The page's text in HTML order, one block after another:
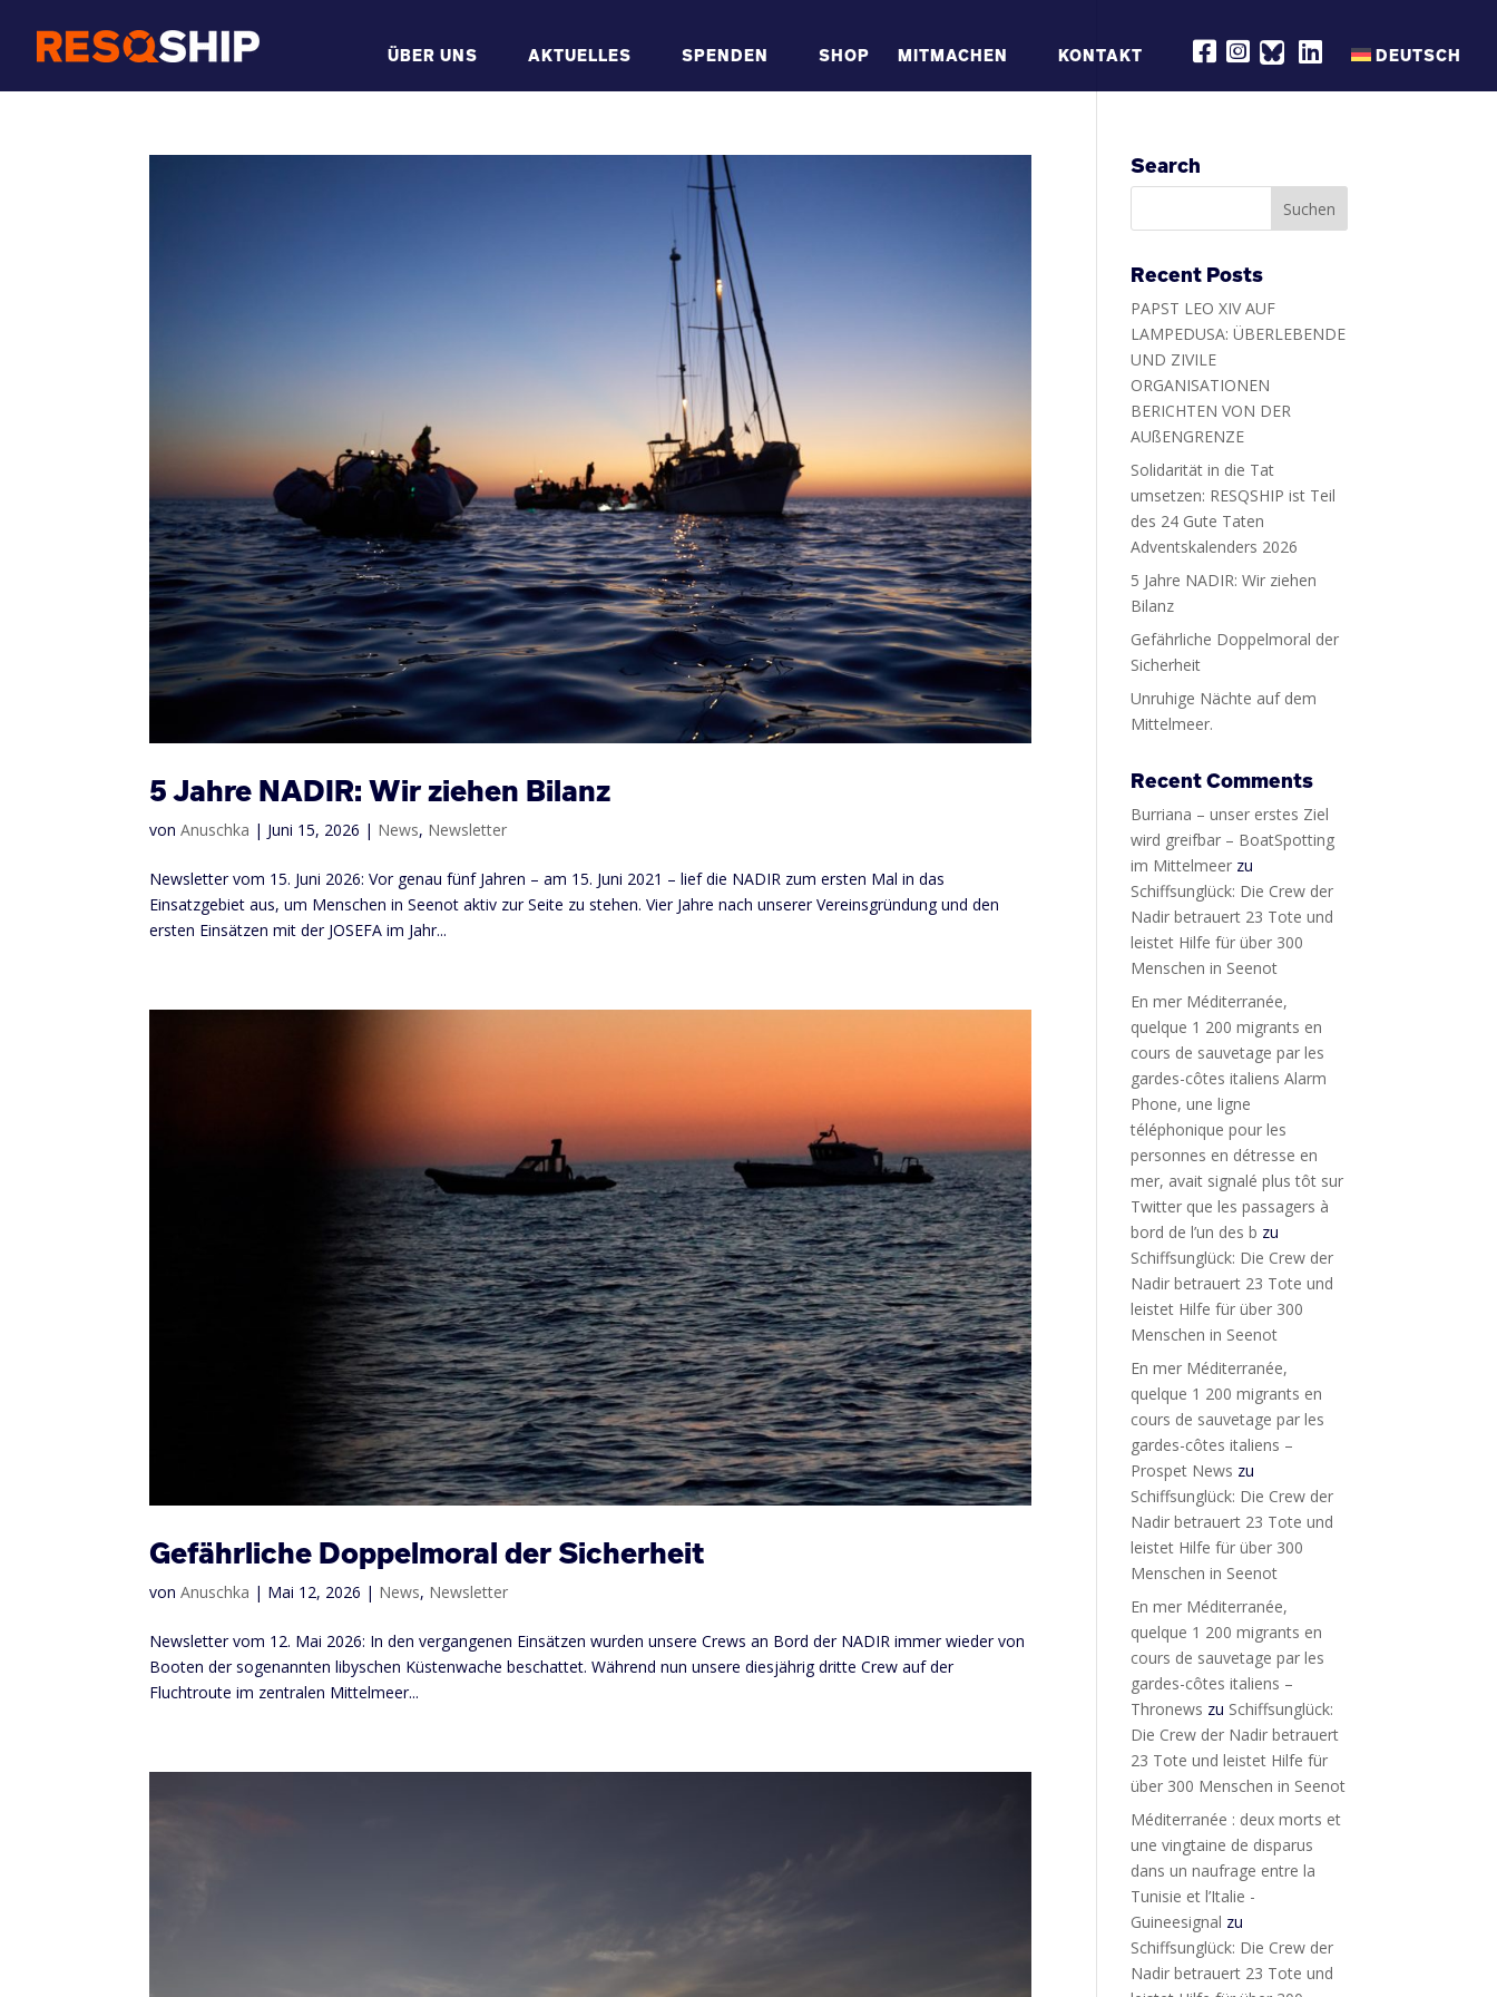
ÜBER UNS AKTUELLES SPENDEN SHOP MITMACHEN KONTAKT
R
E
Q
N
C
O
K
R
E
Q
N
S
G
A
M
R
E
Q
N
I
N
DEUTSCH
5 Jahre NADIR: Wir ziehen Bilanz
vonAnuschka | Juni 15, 2026 | News, Newsletter
Newsletter vom 15. Juni 2026: Vor genau fünf Jahren – am 15. Juni 2021 – lief die NADIR zum ersten Mal in das
Einsatzgebiet aus, um Menschen in Seenot aktiv zur Seite zu stehen. Vier Jahre nach unserer Vereinsgründung und den
ersten Einsätzen mit der JOSEFA im Jahr...
Gefährliche Doppelmoral der Sicherheit
vonAnuschka | Mai 12, 2026 | News, Newsletter
Newsletter vom 12. Mai 2026: In den vergangenen Einsätzen wurden unsere Crews an Bord der NADIR immer wieder von
Booten der sogenannten libyschen Küstenwache beschattet. Während nun unsere diesjährig dritte Crew auf der
Fluchtroute im zentralen Mittelmeer...
Search
Recent Posts
PAPST LEO XIV AUF
LAMPEDUSA: ÜBERLEBENDE
UND ZIVILE
ORGANISATIONEN
BERICHTEN VON DER
AUßENGRENZE
Solidarität in die Tat
umsetzen: RESQSHIP ist Teil
des 24 Gute Taten
Adventskalenders 2026
5 Jahre NADIR: Wir ziehen
Bilanz
Gefährliche Doppelmoral der
Sicherheit
Unruhige Nächte auf dem
Mittelmeer.
Recent Comments
Burriana – unser erstes Ziel
wird greifbar – BoatSpotting
im Mittelmeer zu
Schiffsunglück: Die Crew der
Nadir betrauert 23 Tote und
leistet Hilfe für über 300
Menschen in Seenot
En mer Méditerranée,
quelque 1 200 migrants en
cours de sauvetage par les
gardes-côtes italiens Alarm
Phone, une ligne
téléphonique pour les
personnes en détresse en
mer, avait signalé plus tôt sur
Twitter que les passagers à
bord de l’un des b zu
Schiffsunglück: Die Crew der
Nadir betrauert 23 Tote und
leistet Hilfe für über 300
Menschen in Seenot
En mer Méditerranée,
quelque 1 200 migrants en
cours de sauvetage par les
gardes-côtes italiens –
Prospet News zu
Schiffsunglück: Die Crew der
Nadir betrauert 23 Tote und
leistet Hilfe für über 300
Menschen in Seenot
En mer Méditerranée,
quelque 1 200 migrants en
cours de sauvetage par les
gardes-côtes italiens –
Thronews zu Schiffsunglück:
Die Crew der Nadir betrauert
23 Tote und leistet Hilfe für
über 300 Menschen in Seenot
Méditerranée : deux morts et
une vingtaine de disparus
dans un naufrage entre la
Tunisie et l’Italie -
Guineesignal zu
Schiffsunglück: Die Crew der
Nadir betrauert 23 Tote und